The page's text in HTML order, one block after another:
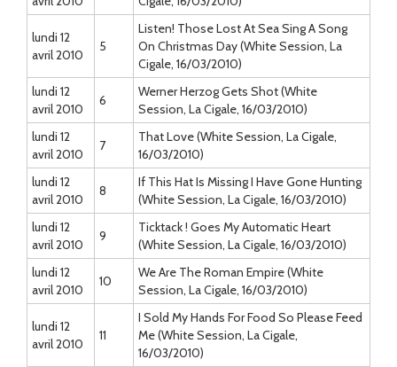
lundi 12
avril 2010
5
Listen! Those Lost At Sea Sing A Song
On Christmas Day (White Session, La
Cigale, 16/03/2010)
lundi 12
avril 2010
6
Werner Herzog Gets Shot (White
Session, La Cigale, 16/03/2010)
lundi 12
avril 2010
7
That Love (White Session, La Cigale,
16/03/2010)
lundi 12
avril 2010
8
If This Hat Is Missing I Have Gone Hunting
(White Session, La Cigale, 16/03/2010)
lundi 12
avril 2010
9
Ticktack ! Goes My Automatic Heart
(White Session, La Cigale, 16/03/2010)
lundi 12
avril 2010
10
We Are The Roman Empire (White
Session, La Cigale, 16/03/2010)
lundi 12
avril 2010
11
I Sold My Hands For Food So Please Feed
Me (White Session, La Cigale,
16/03/2010)